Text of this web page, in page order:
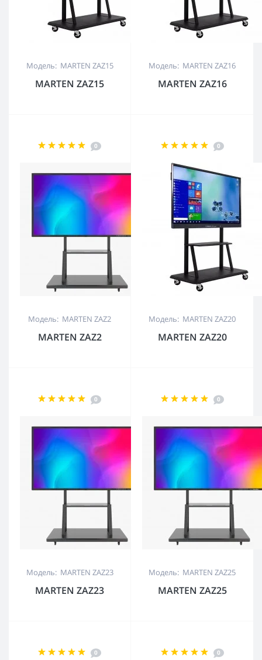
Модель: MARTEN ZAZ15
MARTEN ZAZ15
Модель: MARTEN ZAZ16
MARTEN ZAZ16
0
Модель: MARTEN ZAZ2
MARTEN ZAZ2
0
Модель: MARTEN ZAZ20
MARTEN ZAZ20
0
Модель: MARTEN ZAZ23
MARTEN ZAZ23
0
Модель: MARTEN ZAZ25
MARTEN ZAZ25
0 0